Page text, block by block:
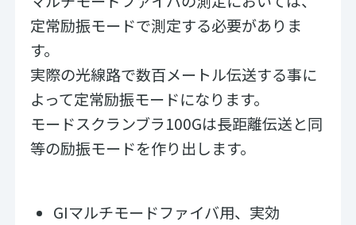
定常励振モードで測定する必要がありま
す。
実際の光線路で数百メートル伝送する事に
よって定常励振モードになります。
モードスクランブラ100Gは長距離伝送と同
等の励振モードを作り出します。
GIマルチモードファイバ用、実効